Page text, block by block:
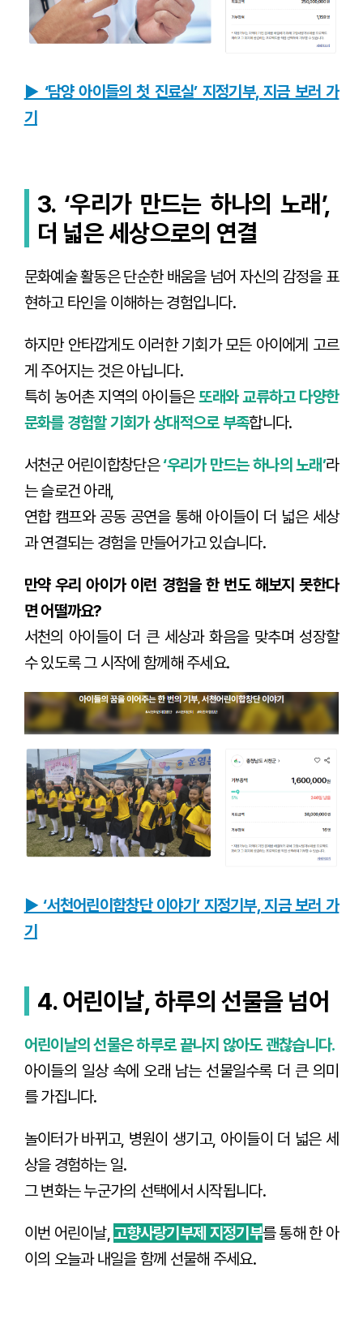
▶ ‘담양 아이들의 첫 진료실’ 지정기부, 지금 보러 가
기
3. ‘우리가 만드는 하나의 노래’,
더 넓은 세상으로의 연결
문화예술 활동은 단순한 배움을 넘어 자신의 감정을 표
현하고 타인을 이해하는 경험입니다.
하지만 안타깝게도 이러한 기회가 모든 아이에게 고르
게 주어지는 것은 아닙니다.
특히 농어촌 지역의 아이들은또래와 교류하고 다양한
문화를 경험할 기회가 상대적으로 부족합니다.
서천군 어린이합창단은‘우리가 만드는 하나의 노래’라
는 슬로건 아래,
연합 캠프와 공동 공연을 통해 아이들이 더 넓은 세상
과 연결되는 경험을 만들어가고 있습니다.
만약 우리 아이가 이런 경험을 한 번도 해보지 못한다
면 어떨까요?
서천의 아이들이 더 큰 세상과 화음을 맞추며 성장할
수 있도록 그 시작에 함께해 주세요.
▶ ‘서천어린이합창단 이야기’ 지정기부, 지금 보러 가
기
4. 어린이날, 하루의 선물을 넘어
어린이날의 선물은 하루로 끝나지 않아도 괜찮습니다.
아이들의 일상 속에 오래 남는 선물일수록 더 큰 의미
를 가집니다.
놀이터가 바뀌고, 병원이 생기고, 아이들이 더 넓은 세
상을 경험하는 일.
그 변화는 누군가의 선택에서 시작됩니다.
이번 어린이날,고향사랑기부제 지정기부를 통해 한 아
이의 오늘과 내일을 함께 선물해 주세요.